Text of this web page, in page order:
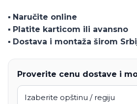
▪️ Naručite online
▪️ Platite karticom ili avansno
▪️ Dostava i montaža širom
Proverite cenu dostave i